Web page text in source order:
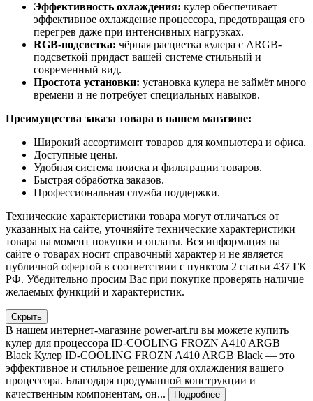
Эффективность охлаждения: кулер обеспечивает
эффективное охлаждение процессора, предотвращая его
перегрев даже при интенсивных нагрузках.
RGB-подсветка: чёрная расцветка кулера с ARGB-
подсветкой придаст вашей системе стильный и
современный вид.
Простота установки: установка кулера не займёт много
времени и не потребует специальных навыков.
Преимущества заказа товара в нашем магазине:
Широкий ассортимент товаров для компьютера и офиса.
Доступные цены.
Удобная система поиска и фильтрации товаров.
Быстрая обработка заказов.
Профессиональная служба поддержки.
Технические характеристики товара могут отличаться от
указанных на сайте, уточняйте технические характеристики
товара на момент покупки и оплаты. Вся информация на
сайте о товарах носит справочный характер и не является
публичной офертой в соответствии с пунктом 2 статьи 437 ГК
РФ. Убедительно просим Вас при покупке проверять наличие
желаемых функций и характеристик.
Скрыть
В нашем интернет-магазине power-art.ru вы можете купить
кулер для процессора ID-COOLING FROZN A410 ARGB
Black Кулер ID-COOLING FROZN A410 ARGB Black — это
эффективное и стильное решение для охлаждения вашего
процессора. Благодаря продуманной конструкции и
качественным компонентам, он...
Подробнее